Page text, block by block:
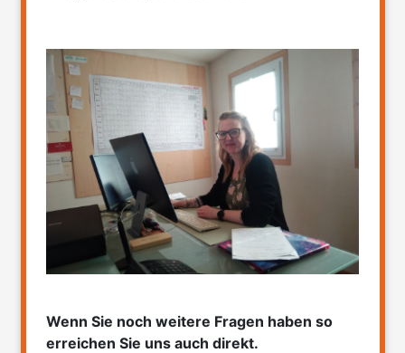
Wenn Sie noch weitere Fragen haben so
erreichen Sie uns auch direkt.